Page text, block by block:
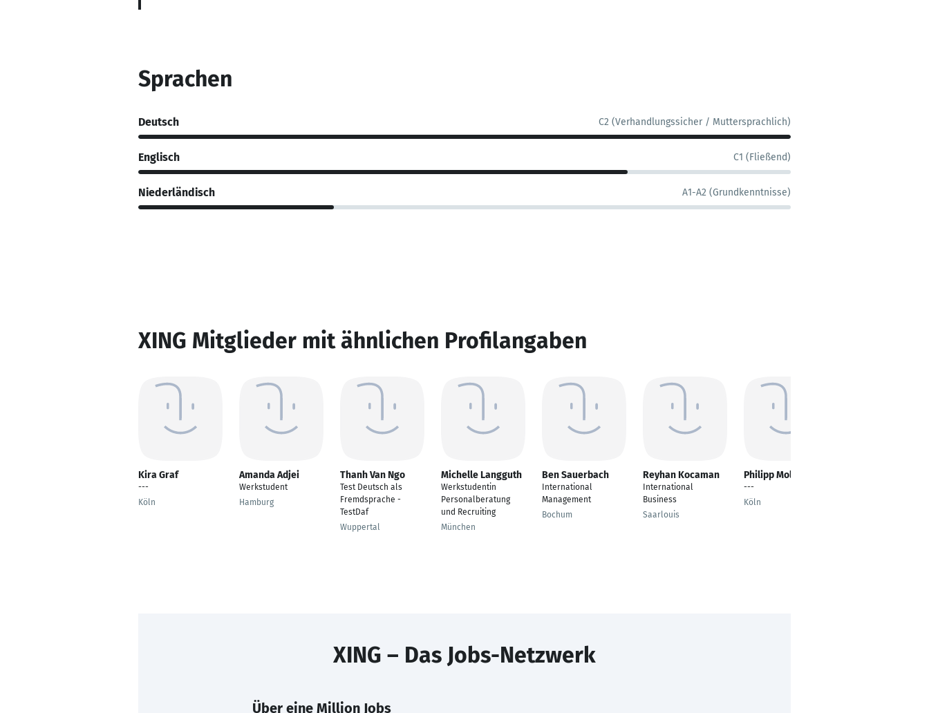
Sprachen
Deutsch C2 (Verhandlungssicher / Muttersprachlich)
Englisch C1 (Fließend)
Niederländisch A1-A2 (Grundkenntnisse)
XING Mitglieder mit ähnlichen Profilangaben
Kira Graf
---
Köln
Amanda Adjei
Werkstudent
Hamburg
Thanh Van Ngo
Test Deutsch als
Fremdsprache -
TestDaf
Wuppertal
Michelle Langguth
Werkstudentin
Personalberatung
und Recruiting
München
Ben Sauerbach
International
Management
Bochum
Reyhan Kocaman
International
Business
Saarlouis
Philipp Molter
---
Köln
XING – Das Jobs-Netzwerk
Über eine Million Jobs